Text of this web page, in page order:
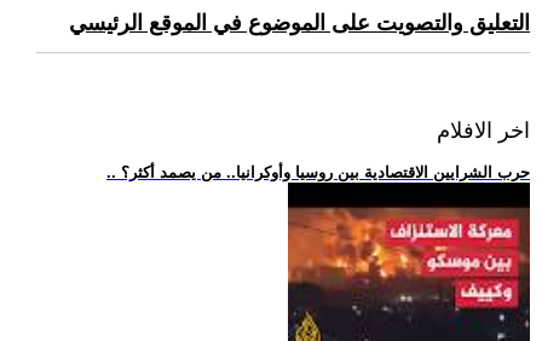
التعليق والتصويت على الموضوع في الموقع الرئيسي
اخر الافلام
.. حرب الشرايين الاقتصادية بين روسيا وأوكرانيا.. من يصمد أكثر؟